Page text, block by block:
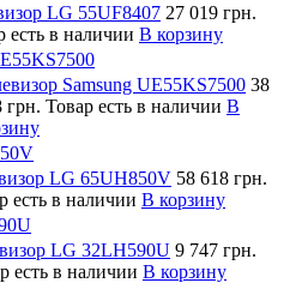
LG 55UF8407 27 019 грн.
есть в наличии В корзину
Samsung UE55KS7500 38
грн. Товар есть в наличии В
LG 65UH850V 58 618 грн.
есть в наличии В корзину
LG 32LH590U 9 747 грн.
есть в наличии В корзину